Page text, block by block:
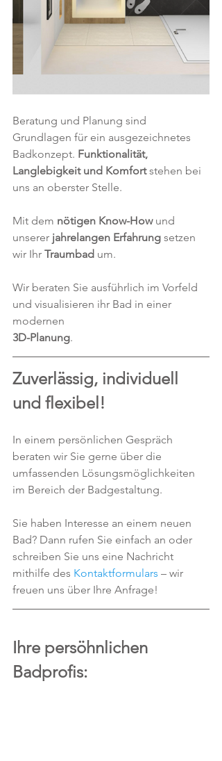
Beratung und Planung sind
Grundlagen für ein ausgezeichnetes
Badkonzept. Funktionalität,
Langlebigkeit und Komfort stehen bei
uns an oberster Stelle.
Mit dem nötigen Know-How und
unserer jahrelangen Erfahrung setzen
wir Ihr Traumbad um.
Wir beraten Sie ausführlich im Vorfeld
und visualisieren ihr Bad in einer
modernen
3D-Planung.
Zuverlässig, individuell
und flexibel!
In einem persönlichen Gespräch
beraten wir Sie gerne über die
umfassenden Lösungsmöglichkeiten
im Bereich der Badgestaltung.
Sie haben Interesse an einem neuen
Bad? Dann rufen Sie einfach an oder
schreiben Sie uns eine Nachricht
mithilfe des Kontaktformulars – wir
freuen uns über Ihre Anfrage!
Ihre persöhnlichen
Badprofis: